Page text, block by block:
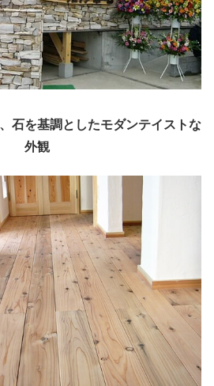
石を基調としたモダンテイストな
外観